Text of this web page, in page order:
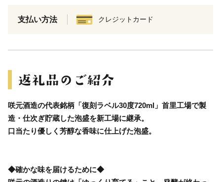
支払い方法 クレジットカード
咲元酒造の代表銘柄「復刻ラベル30度720ml」首里工場で製
造・仕次ぎ貯蔵した泡盛を新工場に継承。
口当たり優しく芳醇な香味に仕上げた泡盛。
◆確かな味を届けるために◆